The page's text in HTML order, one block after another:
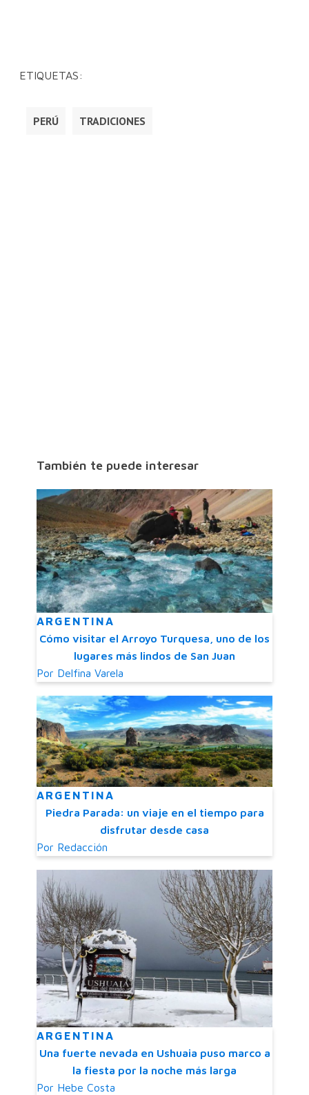
ETIQUETAS:
PERÚ TRADICIONES
También te puede interesar
ARGENTINA
Cómo visitar el Arroyo Turquesa, uno de los
lugares más lindos de San Juan
Por Delfina Varela
ARGENTINA
Piedra Parada: un viaje en el tiempo para
disfrutar desde casa
Por Redacción
ARGENTINA
Una fuerte nevada en Ushuaia puso marco a
la fiesta por la noche más larga
Por Hebe Costa